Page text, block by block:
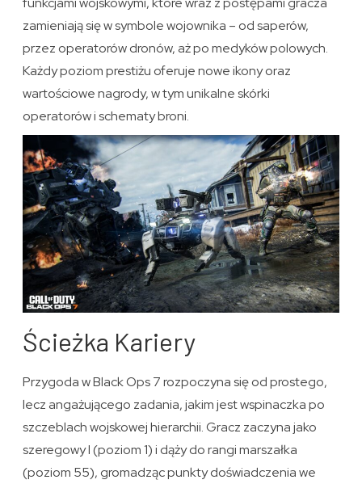
zamieniają się w symbole wojownika – od saperów,
przez operatorów dronów, aż po medyków polowych.
Każdy poziom prestiżu oferuje nowe ikony oraz
wartościowe nagrody, w tym unikalne skórki
operatorów i schematy broni.
Ścieżka Kariery
Przygoda w Black Ops 7 rozpoczyna się od prostego,
lecz angażującego zadania, jakim jest wspinaczka po
szczeblach wojskowej hierarchii. Gracz zaczyna jako
szeregowy I (poziom 1) i dąży do rangi marszałka
(poziom 55), gromadząc punkty doświadczenia we